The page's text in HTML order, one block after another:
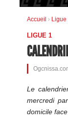
Accueil › Ligue
LIGUE 1
Le
mercredi
domicile